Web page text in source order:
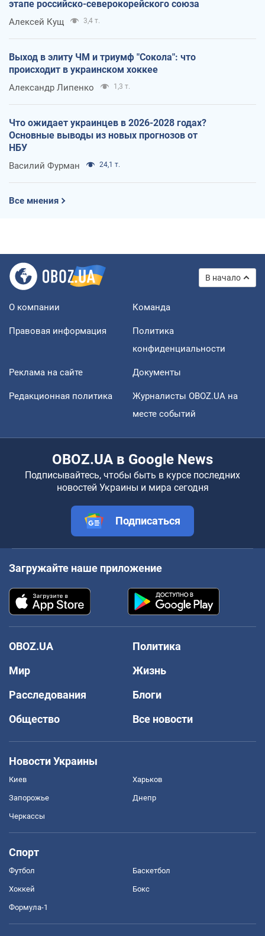
этапе российско-северокорейского союза
Алексей Кущ 3,4 т.
Выход в элиту ЧМ и триумф "Сокола": что
происходит в украинском хоккее
Александр Липенко 1,3 т.
Что ожидает украинцев в 2026-2028 годах?
Основные выводы из новых прогнозов от
НБУ
Василий Фурман 24,1 т.
Все мнения
В начало
О компании Команда
Правовая информация
Политика
конфиденциальности
Реклама на сайте Документы
Редакционная политика
Журналисты OBOZ.UA на
месте событий
OBOZ.UA в Google News
Подписывайтесь, чтобы быть в курсе последних
новостей Украины и мира сегодня
Подписаться
Загружайте наше приложение
OBOZ.UA
Политика
Мир
Жизнь
Расследования
Блоги
Общество
Все новости
Новости Украины
Киев Харьков
Запорожье Днепр
Черкассы
Спорт
Футбол Баскетбол
Хоккей Бокс
Формула-1